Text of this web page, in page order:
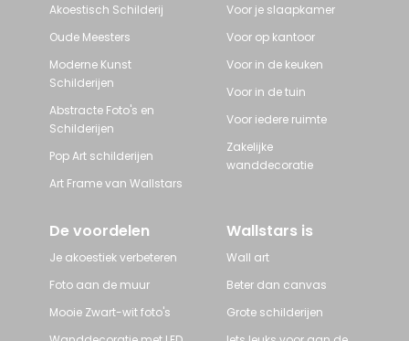
Akoestisch Schilderij
Oude Meesters
Moderne Kunst
Schilderijen
Abstracte Foto's en
Schilderijen
Pop Art schilderijen
Art Frame van Wallstars
Voor je slaapkamer
Voor op kantoor
Voor in de keuken
Voor in de tuin
Voor iedere ruimte
Zakelijke
wanddecoratie
De voordelen
Je akoestiek verbeteren
Foto aan de muur
Mooie Zwart-wit foto's
Wallstars is
Wall art
Beter dan canvas
Grote schilderijen